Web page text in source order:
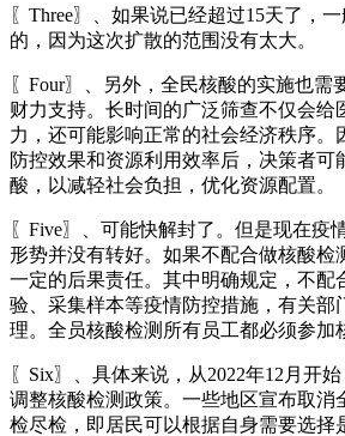
〖Three〗、如果说已经超过15天了，
的，因为这次扩散的范围没有太大。
〖Four〗、另外，全民核酸的实施也需
财力支持。长时间的广泛筛查不仅会给
力，还可能影响正常的社会经济秩序。
防控效果和资源利用效率后，决策者可
酸，以减轻社会负担，优化资源配置。
〖Five〗、可能快解封了。但是现在疫
形势并没有转好。如果不配合做核酸检
一定的后果责任。其中明确规定，不配
验、采集样本等疫情防控措施，有关部
理。全员核酸检测所有员工都必须参加
〖Six〗、具体来说，从2022年12月开
调整核酸检测政策。一些地区宣布取消
检尽检，即居民可以根据自身需要选择